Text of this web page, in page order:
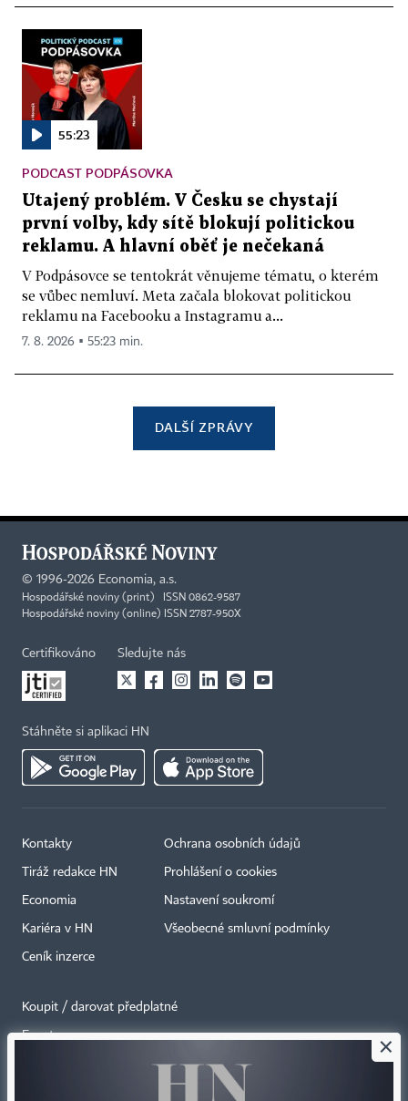
55:23
PODCAST PODPÁSOVKA
Utajený problém. V Česku se chystají
první volby, kdy sítě blokují politickou
reklamu. A hlavní oběť je nečekaná
V Podpásovce se tentokrát věnujeme tématu, o kterém
se vůbec nemluví. Meta začala blokovat politickou
reklamu na Facebooku a Instagramu a...
7. 8. 2026 ▪ 55:23 min.
DALŠÍ ZPRÁVY
© 1996-2026 Economia, a.s.
Hospodářské noviny (print) ISSN 0862-9587
Hospodářské noviny (online) ISSN 2787-950X
Certifikováno Sledujte nás
Stáhněte si aplikaci HN
Kontakty
Tiráž redakce HN
Economia
Kariéra v HN
Ceník inzerce
Ochrana osobních údajů
Prohlášení o cookies
Nastavení soukromí
Všeobecné smluvní podmínky
Koupit / darovat předplatné
Eventy ×